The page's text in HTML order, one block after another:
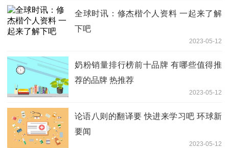
全球时讯：修杰楷个人资料 一起来了解
下吧
2023-05-12
奶粉销量排行榜前十品牌 有哪些值得推
荐的品牌 热推荐
2023-05-12
论语八则的翻译要 快进来学习吧 环球新
要闻
2023-05-12